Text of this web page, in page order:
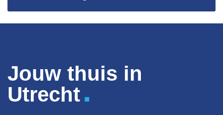
Jouw thuis in
Utrecht.